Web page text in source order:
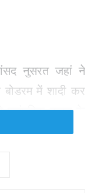
नुसरत जहां ने
में शादी कर
दुल्हन के
को बोडरम से
लक्जरी रिसॉर्ट